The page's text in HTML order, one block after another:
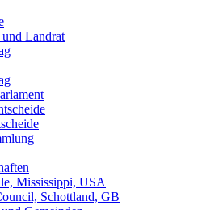
Landrat
Mississippi, USA
Schottland, GB